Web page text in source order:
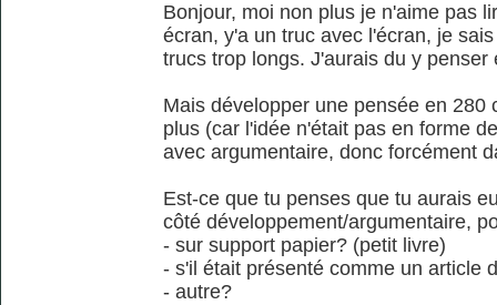
Bonjour, moi non plus je n'aime pas
écran, y'a un truc avec l'écran, je
trucs trop longs. J'aurais du y
Mais développer une pensée en
plus (car l'idée n'était pas en forme
avec argumentaire, donc forcément
Est-ce que tu penses que tu aurais
côté développement/argumentaire,
- sur support papier? (petit livre)
- s'il était présenté comme un article
- autre?